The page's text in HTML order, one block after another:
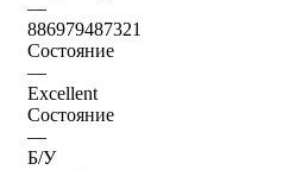
—
886979487321
Состояние
—
Excellent
Состояние
—
Б/У